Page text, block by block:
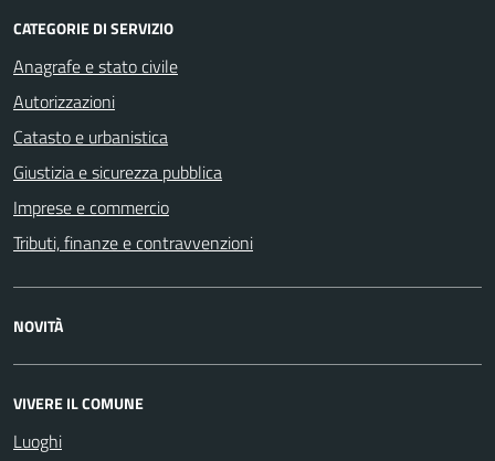
CATEGORIE DI SERVIZIO
Anagrafe e stato civile
Autorizzazioni
Catasto e urbanistica
Giustizia e sicurezza pubblica
Imprese e commercio
Tributi, finanze e contravvenzioni
NOVITÀ
VIVERE IL COMUNE
Luoghi